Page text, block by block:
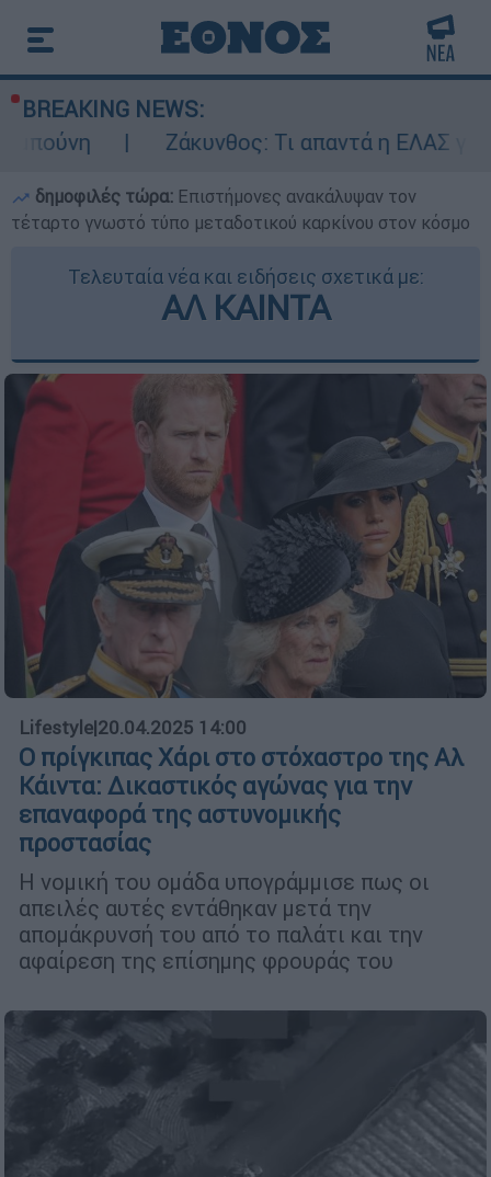
BREAKING NEWS:
Ζάκυνθος: Τι απαντά η ΕΛΑΣ για τους 8
δημοφιλές τώρα: Επιστήμονες ανακάλυψαν τον
τέταρτο γνωστό τύπο μεταδοτικού καρκίνου στον κόσμο
Τελευταία νέα και ειδήσεις σχετικά με:
ΑΛ ΚΑΙΝΤΑ
Lifestyle|20.04.2025 14:00
Ο πρίγκιπας Χάρι στο στόχαστρο της Αλ
Κάιντα: Δικαστικός αγώνας για την
επαναφορά της αστυνομικής
προστασίας
Η νομική του ομάδα υπογράμμισε πως οι
απειλές αυτές εντάθηκαν μετά την
απομάκρυνσή του από το παλάτι και την
αφαίρεση της επίσημης φρουράς του